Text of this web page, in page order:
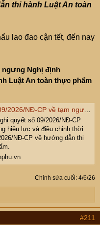
thi hành Luật An toàn
lao đao cận tết, đến nay
ngưng Nghị định
Luật An toàn thực phẩm
định 46/2026/NĐ-CP hướng dẫn Luật An toàn thực phẩm
quyết số 09/2026/NĐ-CP
hiệu lực và điều chỉnh thời
NĐ-CP về hướng dẫn thi
Chỉnh sửa cuối: 4/6/26
#211